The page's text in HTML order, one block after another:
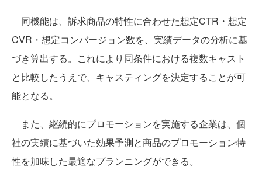
同機能は、訴求商品の特性に合わせた想定CTR・想定
CVR・想定コンバージョン数を、実績データの分析に基
づき算出する。これにより同条件における複数キャスト
と比較したうえで、キャスティングを決定することが可
能となる。
また、継続的にプロモーションを実施する企業は、個
社の実績に基づいた効果予測と商品のプロモーション特
性を加味した最適なプランニングができる。